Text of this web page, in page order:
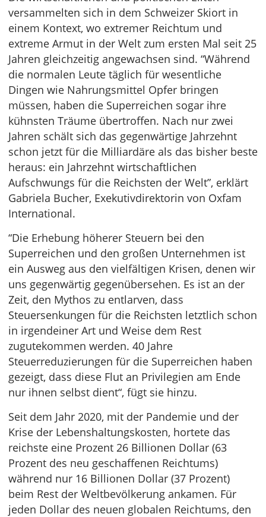
versammelten sich in dem Schweizer Skiort in
einem Kontext, wo extremer Reichtum und
extreme Armut in der Welt zum ersten Mal seit 25
Jahren gleichzeitig angewachsen sind. “Während
die normalen Leute täglich für wesentliche
Dingen wie Nahrungsmittel Opfer bringen
müssen, haben die Superreichen sogar ihre
kühnsten Träume übertroffen. Nach nur zwei
Jahren schält sich das gegenwärtige Jahrzehnt
schon jetzt für die Milliardäre als das bisher beste
heraus: ein Jahrzehnt wirtschaftlichen
Aufschwungs für die Reichsten der Welt”, erklärt
Gabriela Bucher, Exekutivdirektorin von Oxfam
International.
“Die Erhebung höherer Steuern bei den
Superreichen und den großen Unternehmen ist
ein Ausweg aus den vielfältigen Krisen, denen wir
uns gegenwärtig gegenübersehen. Es ist an der
Zeit, den Mythos zu entlarven, dass
Steuersenkungen für die Reichsten letztlich schon
in irgendeiner Art und Weise dem Rest
zugutekommen werden. 40 Jahre
Steuerreduzierungen für die Superreichen haben
gezeigt, dass diese Flut an Privilegien am Ende
nur ihnen selbst dient“, fügt sie hinzu.
Seit dem Jahr 2020, mit der Pandemie und der
Krise der Lebenshaltungskosten, hortete das
reichste eine Prozent 26 Billionen Dollar (63
Prozent des neu geschaffenen Reichtums)
während nur 16 Billionen Dollar (37 Prozent)
beim Rest der Weltbevölkerung ankamen. Für
jeden Dollar des neuen globalen Reichtums, den